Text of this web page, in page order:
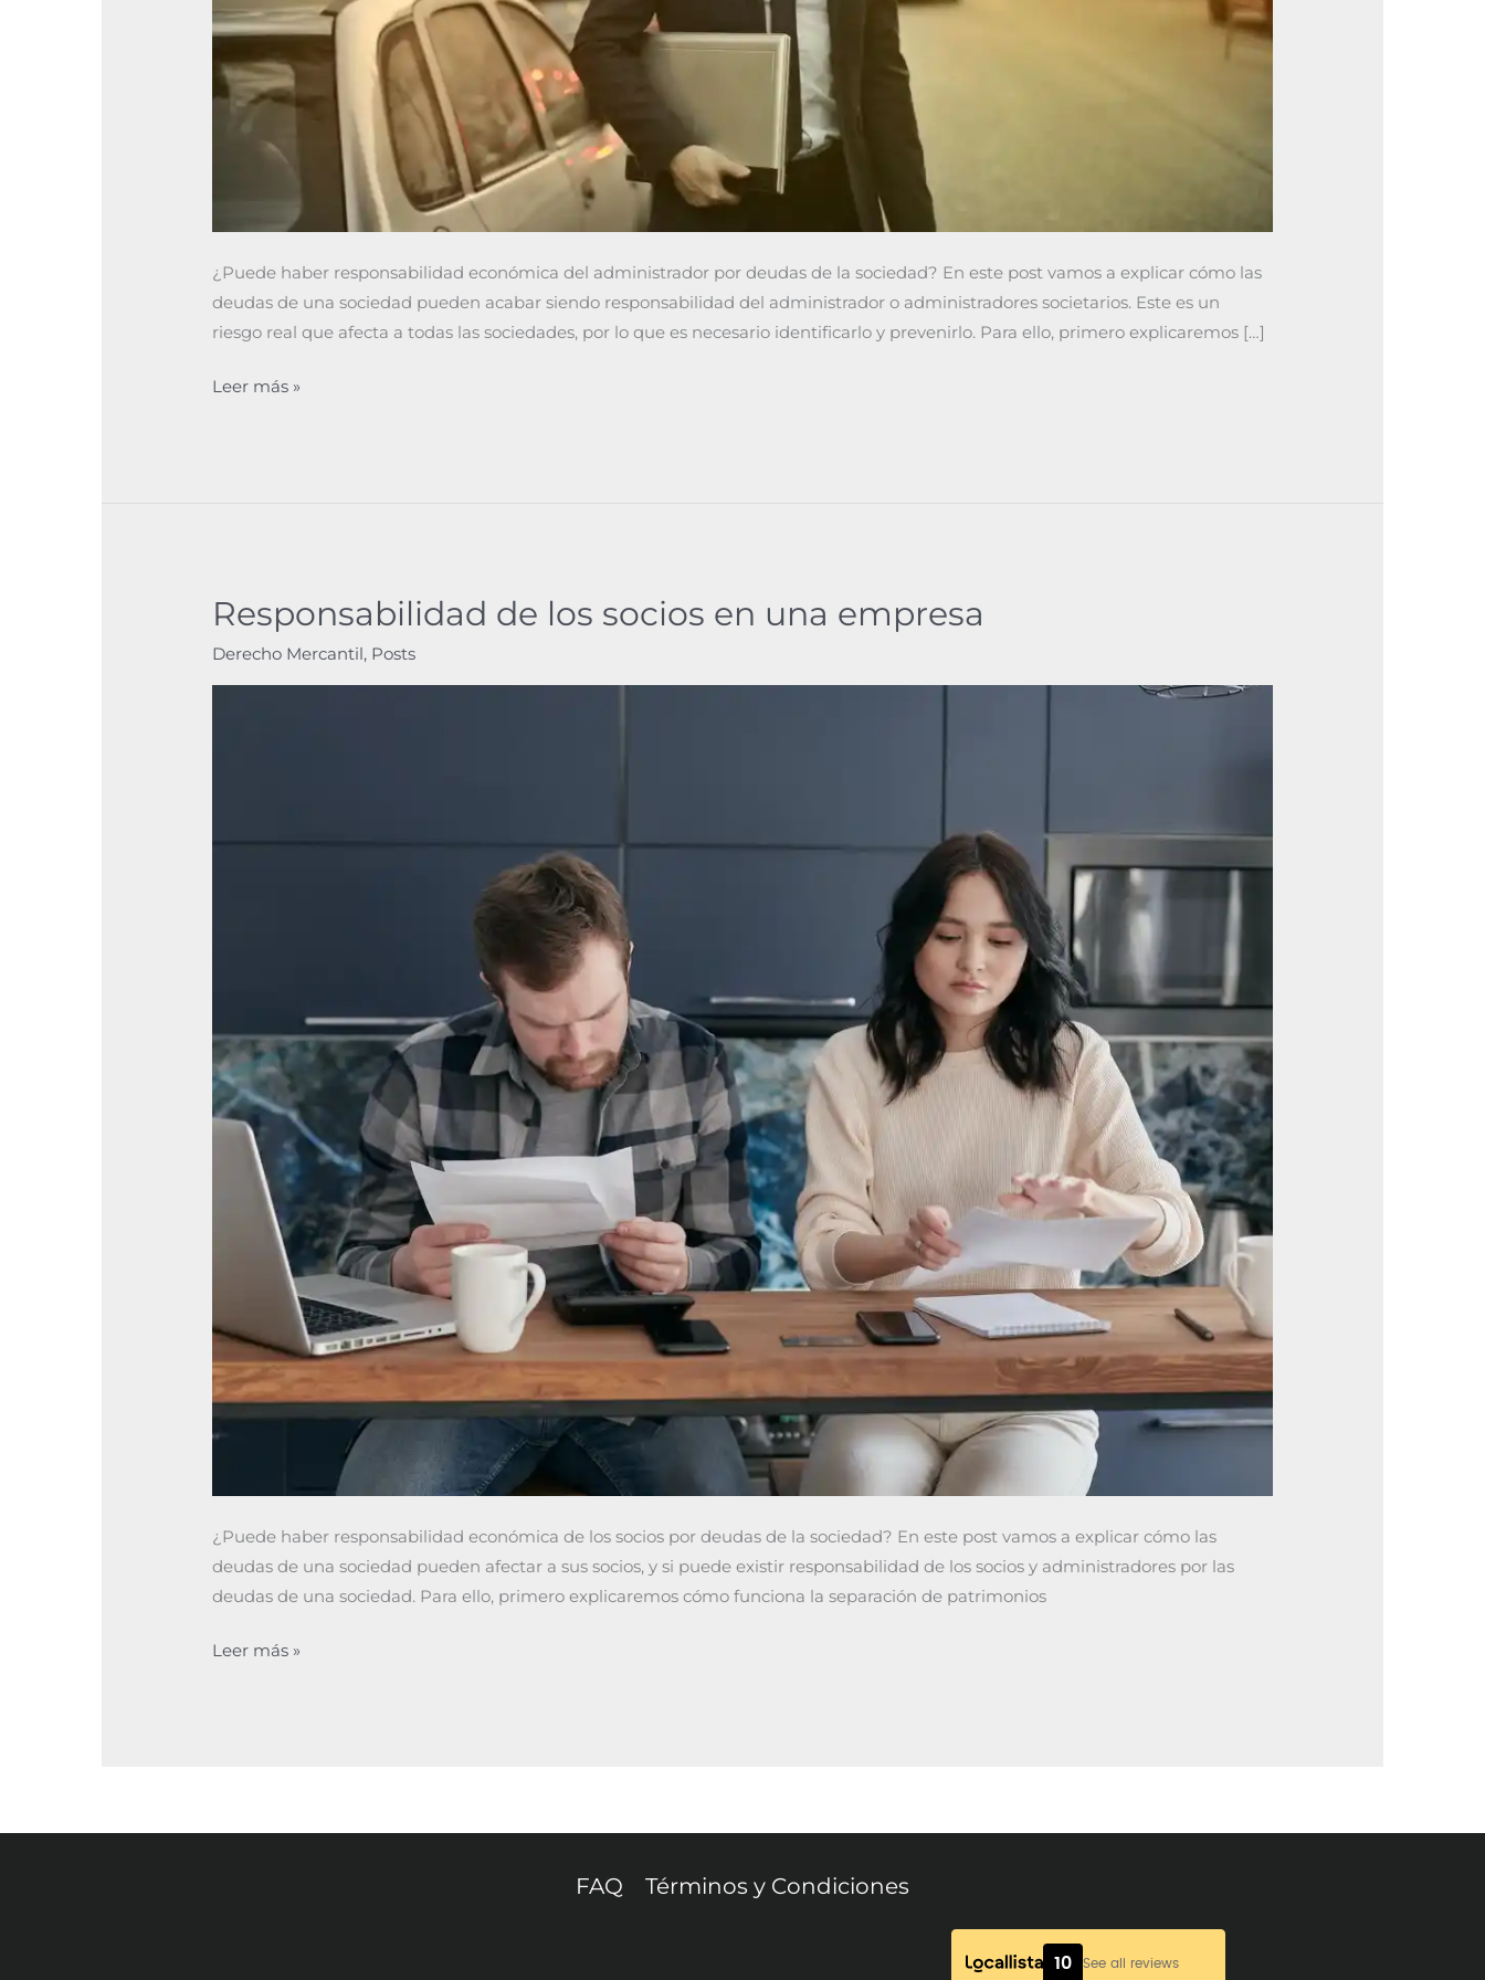
¿Puede haber responsabilidad económica del administrador por deudas de la sociedad? En este post vamos a explicar cómo las
deudas de una sociedad pueden acabar siendo responsabilidad del administrador o administradores societarios. Este es un
riesgo real que afecta a todas las sociedades, por lo que es necesario identificarlo y prevenirlo. Para ello, primero explicaremos […]
Leer más »
Responsabilidad de los socios en una empresa
Derecho Mercantil, Posts
¿Puede haber responsabilidad económica de los socios por deudas de la sociedad? En este post vamos a explicar cómo las
deudas de una sociedad pueden afectar a sus socios, y si puede existir responsabilidad de los socios y administradores por las
deudas de una sociedad. Para ello, primero explicaremos cómo funciona la separación de patrimonios
Responsabilidad
los
Leer más »
FAQ Términos y Condiciones